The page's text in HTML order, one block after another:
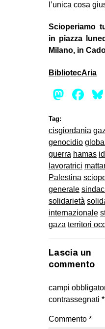
l’unica cosa
Scioperiamo
in piazza
Milano, in
BibliotecAria
Tag:
cisgiordania
genocidio
guerra hamas
lavoratrici
Palestina
generale
solidarietà
internazionale
gaza territori
Lascia un
commento
campi
contrassegnati *
Commento *